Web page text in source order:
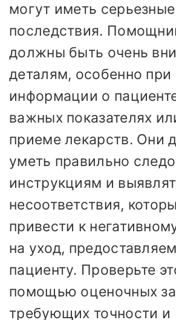
могут иметь серьезные
последствия.
должны быть очень
деталям, особенно при
информации о
важных показателях
приеме лекарств. Они
уметь правильно
инструкциям и
несоответствия,
привести к
на уход,
пациенту. Проверьте
помощью оценочных
требующих точности и